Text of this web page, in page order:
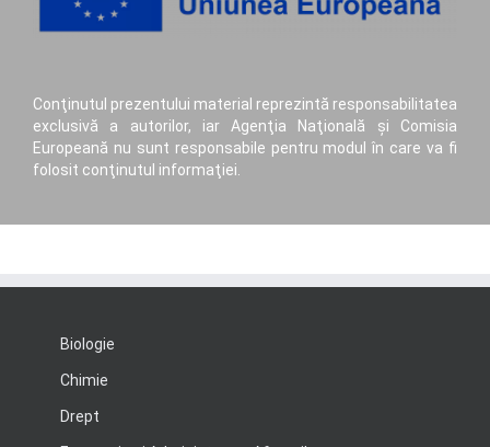
Conţinutul prezentului material reprezintă responsabilitatea
exclusivă a autorilor, iar Agenţia Naţională şi Comisia
Europeană nu sunt responsabile pentru modul în care va fi
folosit conţinutul informaţiei.
Biologie
Chimie
Drept